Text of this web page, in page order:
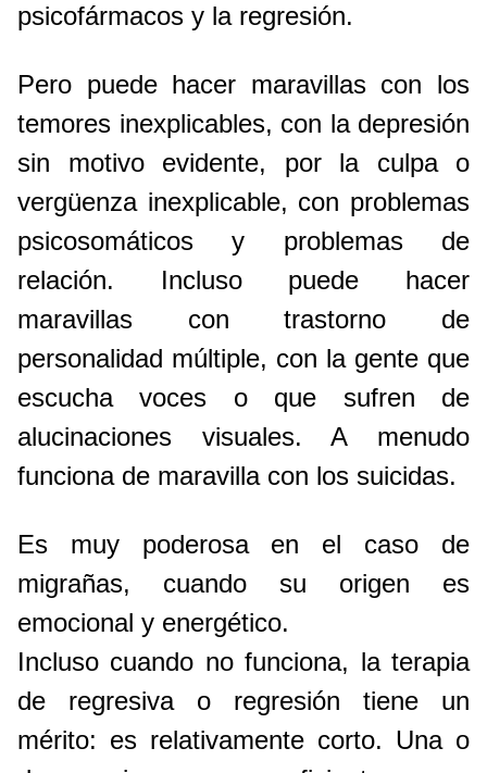
psicofármacos y la regresión.
Pero puede hacer maravillas con los
temores inexplicables, con la depresión
sin motivo evidente, por la culpa o
vergüenza inexplicable, con problemas
psicosomáticos y problemas de
relación. Incluso puede hacer
maravillas con trastorno de
personalidad múltiple, con la gente que
escucha voces o que sufren de
alucinaciones visuales. A menudo
funciona de maravilla con los suicidas.
Es muy poderosa en el caso de
migrañas, cuando su origen es
emocional y energético.
Incluso cuando no funciona, la terapia
de regresiva o regresión tiene un
mérito: es relativamente corto. Una o